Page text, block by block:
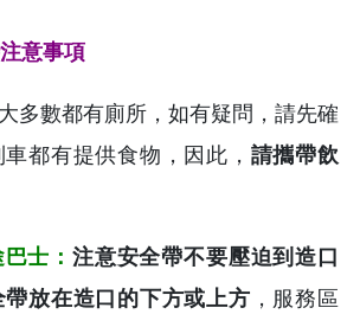
意事項
大多數都有廁所，如有疑問，請先確
都有提供食物，因此， 請攜帶飲
士： 注意安全帶不要壓迫到造口
放在造口的下方或上方 ，服務區